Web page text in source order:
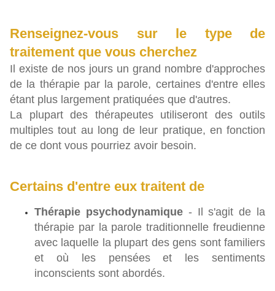
Renseignez-vous sur le type de
traitement que vous cherchez
Il existe de nos jours un grand nombre d'approches
de la thérapie par la parole, certaines d'entre elles
étant plus largement pratiquées que d'autres.
La plupart des thérapeutes utiliseront des outils
multiples tout au long de leur pratique, en fonction
de ce dont vous pourriez avoir besoin.
Certains d'entre eux traitent de
Thérapie psychodynamique- Il s'agit de la
thérapie par la parole traditionnelle freudienne
avec laquelle la plupart des gens sont familiers
et où les pensées et les sentiments
inconscients sont abordés.